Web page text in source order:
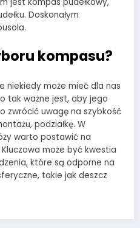
jest kompas pudełkowy,
Doskonałym
kompasu?
niekiedy może mieć dla nas
tak ważne jest, aby jego
zwrócić uwagę na szybkość
podziałkę. W
warto postawić na
może być kwestia
które są odporne na
takie jak deszcz